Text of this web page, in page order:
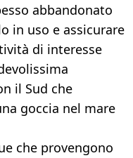
abbandonato
in uso e assicurare
di interesse
il Sud che
goccia nel mare
che provengono